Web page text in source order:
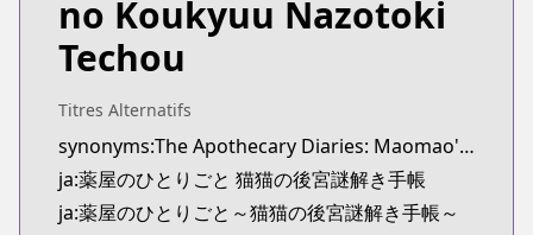
MangaUpdates
MangaUpdates
https://www.mangaupdates.com/
novelUpdates
https://www.novelupdates.com/series/kusuriya-
Book☆Walker
Book☆Walker
no Koukyuu Nazotoki
Techou
Titres Alternatifs
synonyms:The Apothecary Diaries: Maomao's Notes from the Inner Palace
ja:薬屋のひとりごと 猫猫の後宮謎解き手帳
ja:薬屋のひとりごと～猫猫の後宮謎解き手帳～